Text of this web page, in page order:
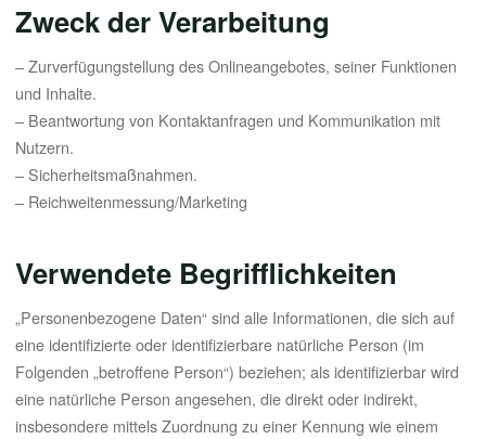
Zweck der Verarbeitung
– Zurverfügungstellung des Onlineangebotes, seiner Funktionen
und Inhalte.
– Beantwortung von Kontaktanfragen und Kommunikation mit
Nutzern.
– Sicherheitsmaßnahmen.
– Reichweitenmessung/Marketing
Verwendete Begrifflichkeiten
„Personenbezogene Daten“ sind alle Informationen, die sich auf
eine identifizierte oder identifizierbare natürliche Person (im
Folgenden „betroffene Person“) beziehen; als identifizierbar wird
eine natürliche Person angesehen, die direkt oder indirekt,
insbesondere mittels Zuordnung zu einer Kennung wie einem